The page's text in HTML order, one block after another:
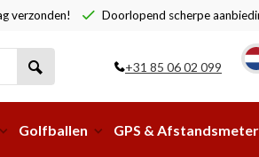
verzonden! Doorlopend scherpe
+31 85 06 02 099
Golfballen GPS &